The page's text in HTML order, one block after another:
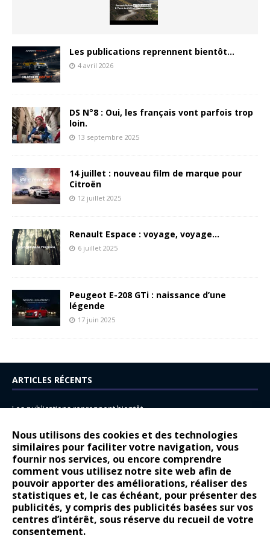
Nous utilisons des cookies et des technologies
similaires pour faciliter votre navigation, vous
fournir nos services, ou encore comprendre
comment vous utilisez notre site web afin de
pouvoir apporter des améliorations, réaliser des
statistiques et, le cas échéant, pour présenter des
publicités, y compris des publicités basées sur vos
centres d’intérêt, sous réserve du recueil de votre
consentement.
Les publications reprennent bientôt…
4 avril 2026
DS N°8 : Oui, les français vont parfois trop
loin.
13 septembre 2025
14 juillet : nouveau film de marque pour
Citroën
12 juillet 2025
Renault Espace : voyage, voyage…
6 juillet 2025
Peugeot E-208 GTi : naissance d’une
légende
17 juin 2025
ARTICLES RÉCENTS
Les publications reprennent bientôt…
14 juillet : nouveau film de marque pour Citroën
Renault Espace : voyage, voyage…
Peugeot E-208 GTi : naissance d’une légende
COMMENTAIRES RÉCENTS
Bernard Dardartdans